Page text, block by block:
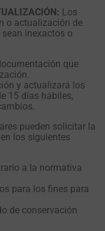
Los
o actualización de
inexactos o
que
y actualizará los
15 días hábiles,
pueden solicitar la
los siguientes
a la normativa
para los fines para
de conservación